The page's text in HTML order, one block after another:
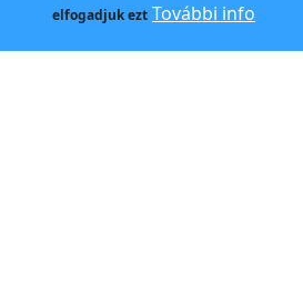
elfogadjuk ezt További info